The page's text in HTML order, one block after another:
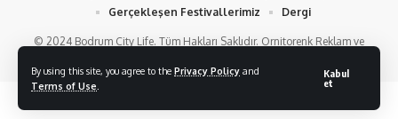
By using this site, you agree to the Privacy Policy and
Terms of Use
Kabul
et
© 2024 Bodrum City Life. Tüm Hakları Saklıdır. Ornitorenk Reklam ve
Gerçekleşen Festivallerimiz
Dergi